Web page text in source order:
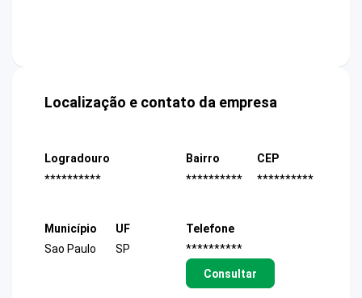
Localização e contato da empresa
Logradouro
**********
Bairro
**********
CEP
**********
Município
Sao Paulo
UF
SP
Telefone
**********
Consultar